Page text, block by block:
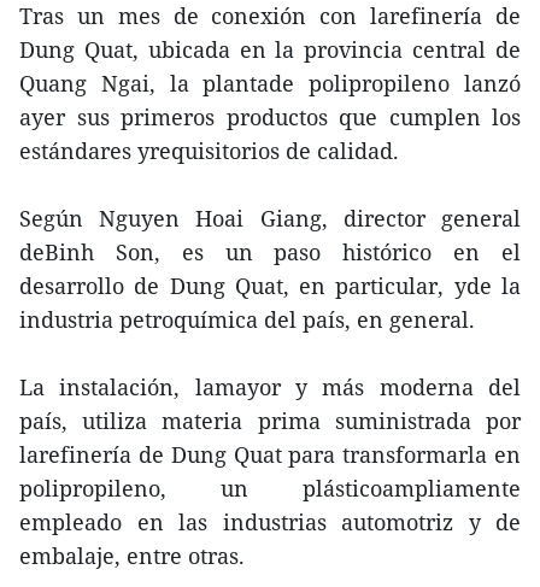
Tras un mes de conexión con larefinería de
Dung Quat, ubicada en la provincia central de
Quang Ngai, la plantade polipropileno lanzó
ayer sus primeros productos que cumplen los
estándares yrequisitorios de calidad.
Según Nguyen Hoai Giang, director general
deBinh Son, es un paso histórico en el
desarrollo de Dung Quat, en particular, yde la
industria petroquímica del país, en general.
La instalación, lamayor y más moderna del
país, utiliza materia prima suministrada por
larefinería de Dung Quat para transformarla en
polipropileno, un plásticoampliamente
empleado en las industrias automotriz y de
embalaje, entre otras.